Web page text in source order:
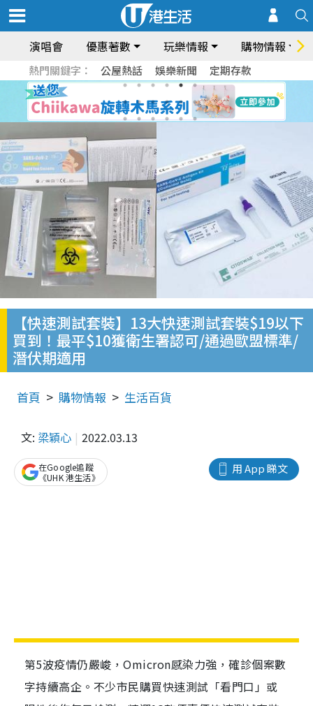
演唱會 優惠著數 玩樂情報 購物情報
熱門關鍵字： 公屋熱話 娛樂新聞 定期存款
【快速測試套裝】13大快速測試套裝$19以下
買到！最平$10獲衛生署認可/通過歐盟標準/
潛伏期適用
首頁 購物情報 生活百貨
文: 梁穎心 2022.03.13
用 App 睇文
在Google追蹤
《UHK 港生活》
第5波疫情仍嚴峻，Omicron感染力強，確診個案數
字持續高企。不少市民購買快速測試「看門口」或